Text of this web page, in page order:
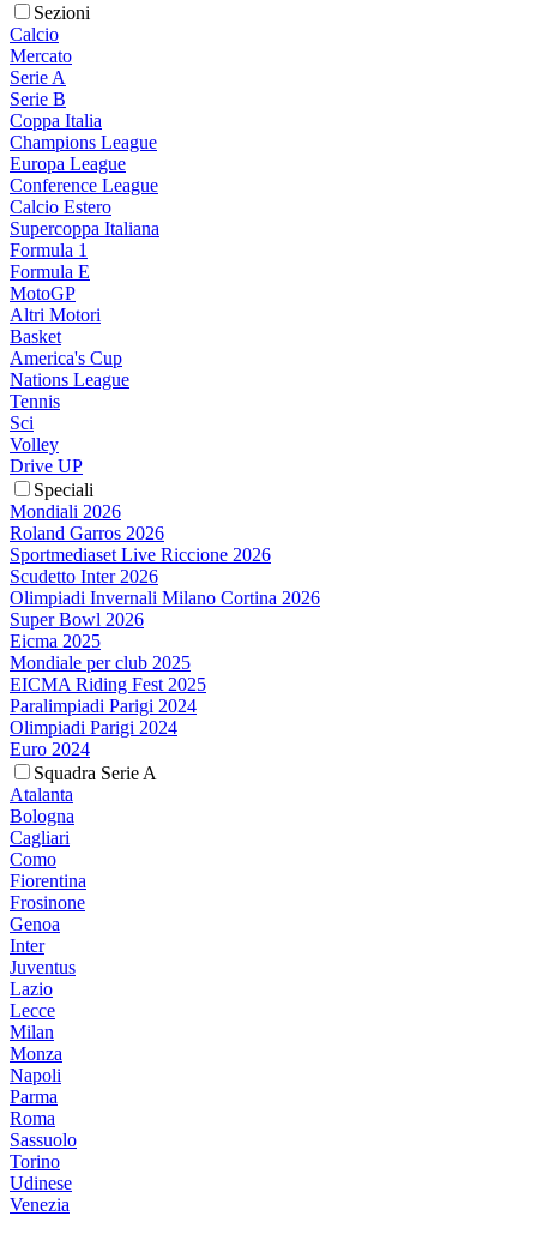
Sezioni
Calcio
Mercato
Serie A
Serie B
Coppa Italia
Champions League
Europa League
Conference League
Calcio Estero
Supercoppa Italiana
Formula 1
Formula E
MotoGP
Altri Motori
Basket
America's Cup
Nations League
Tennis
Sci
Volley
Drive UP
Speciali
Mondiali 2026
Roland Garros 2026
Sportmediaset Live Riccione 2026
Scudetto Inter 2026
Olimpiadi Invernali Milano Cortina 2026
Super Bowl 2026
Eicma 2025
Mondiale per club 2025
EICMA Riding Fest 2025
Paralimpiadi Parigi 2024
Olimpiadi Parigi 2024
Euro 2024
Squadra Serie A
Atalanta
Bologna
Cagliari
Como
Fiorentina
Frosinone
Genoa
Inter
Juventus
Lazio
Lecce
Milan
Monza
Napoli
Parma
Roma
Sassuolo
Torino
Udinese
Venezia